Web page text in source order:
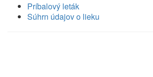
Príbalový leták
Súhrn údajov o lieku